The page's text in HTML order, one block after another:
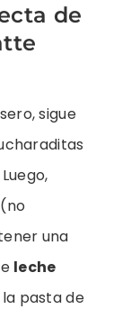
de
sigue
(no
una
leche
pasta de